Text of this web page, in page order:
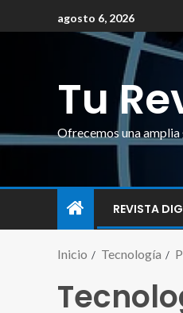
agosto 6, 2026
Tu
Ofrecemos una
REVISTA
Inicio Tecnología